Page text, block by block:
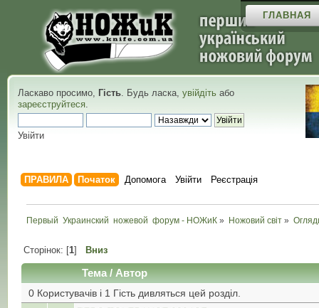
ГЛАВНАЯ
Ласкаво просимо, Гість. Будь ласка, увійдіть або
зареєструйтеся.
Увійти
ПРАВИЛА Початок Допомога Увійти Реєстрація
Первый  Украинский  ножевой  форум - НОЖиК » Ножовий світ »
Сторінок: [1] Вниз
Тема/Автор
0 Користувачів і 1 Гість дивляться цей розділ.